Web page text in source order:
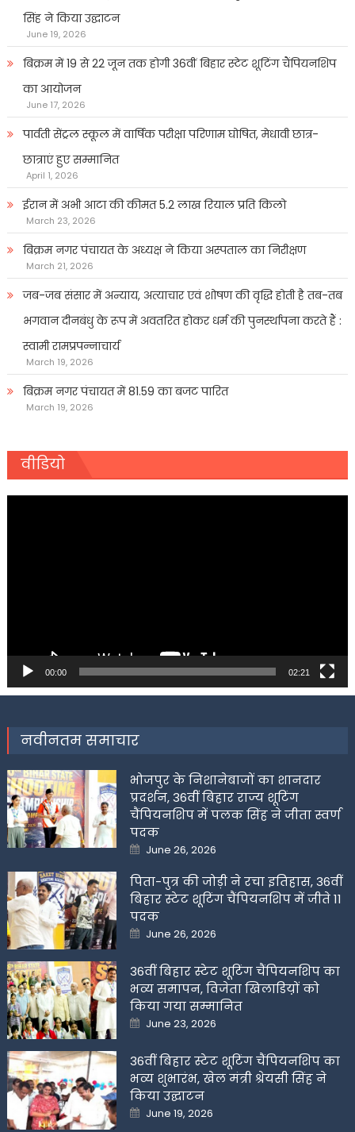
सिंह ने किया उद्घाटन
June 19, 2026
बिक्रम में 19 से 22 जून तक होगी 36वीं बिहार स्टेट शूटिंग चैंपियनशिप
का आयोजन
June 17, 2026
पार्वती सेंट्रल स्कूल में वार्षिक परीक्षा परिणाम घोषित, मेधावी छात्र-
छात्राएं हुए सम्मानित
April 1, 2026
ईरान में अभी आटा की कीमत 5.2 लाख रियाल प्रति किलो
March 23, 2026
बिक्रम नगर पंचायत के अध्यक्ष ने किया अस्पताल का निरीक्षण
March 21, 2026
जब-जब संसार में अन्याय, अत्याचार एवं शोषण की वृद्धि होती है तब-तब
भगवान दीनबंधु के रूप में अवतरित होकर धर्म की पुनर्स्थापना करते हैं :
स्वामी रामप्रपन्नाचार्य
March 19, 2026
बिक्रम नगर पंचायत में 81.59 का बजट पारित
March 19, 2026
वीडियो
00:00 02:21
नवीनतम समाचार
भोजपुर के निशानेबाजों का शानदार
प्रदर्शन, 36वीं बिहार राज्य शूटिंग
चैंपियनशिप में पलक सिंह ने जीता स्वर्ण
पदक
Posted
on
June 26, 2026
पिता-पुत्र की जोड़ी ने रचा इतिहास, 36वीं
बिहार स्टेट शूटिंग चैंपियनशिप में जीते 11
पदक
Posted
on
June 26, 2026
36वीं बिहार स्टेट शूटिंग चैंपियनशिप का
भव्य समापन, विजेता खिलाडिय़ों को
किया गया सम्मानित
Posted
on
June 23, 2026
36वीं बिहार स्टेट शूटिंग चैंपियनशिप का
भव्य शुभारंभ, खेल मंत्री श्रेयसी सिंह ने
किया उद्घाटन
Posted
on
June 19, 2026